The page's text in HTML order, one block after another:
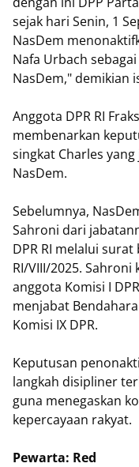
sejak hari Senin, 1
NasDem
Nafa Urbach
NasDem," demikian
Anggota DPR RI
membenarkan
singkat Charles
NasDem.
Sebelumnya,
Sahroni dari
DPR RI melalui
RI/VIII/2025.
anggota Komisi I
menjabat
Komisi IX DPR.
Keputusan
langkah disipliner
guna menegaskan
kepercayaan rakyat.
Pewarta: Red